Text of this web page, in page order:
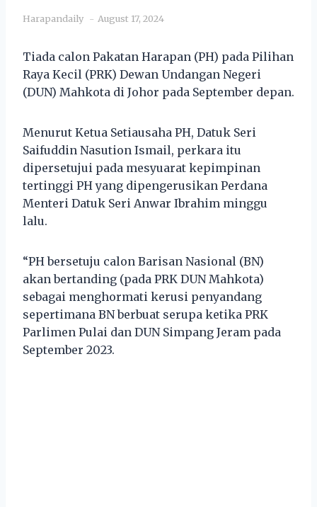
Harapandaily August 17, 2024
Tiada calon Pakatan Harapan (PH) pada Pilihan
Raya Kecil (PRK) Dewan Undangan Negeri
(DUN) Mahkota di Johor pada September depan.
Menurut Ketua Setiausaha PH, Datuk Seri
Saifuddin Nasution Ismail, perkara itu
dipersetujui pada mesyuarat kepimpinan
tertinggi PH yang dipengerusikan Perdana
Menteri Datuk Seri Anwar Ibrahim minggu
lalu.
“PH bersetuju calon Barisan Nasional (BN)
akan bertanding (pada PRK DUN Mahkota)
sebagai menghormati kerusi penyandang
sepertimana BN berbuat serupa ketika PRK
Parlimen Pulai dan DUN Simpang Jeram pada
September 2023.